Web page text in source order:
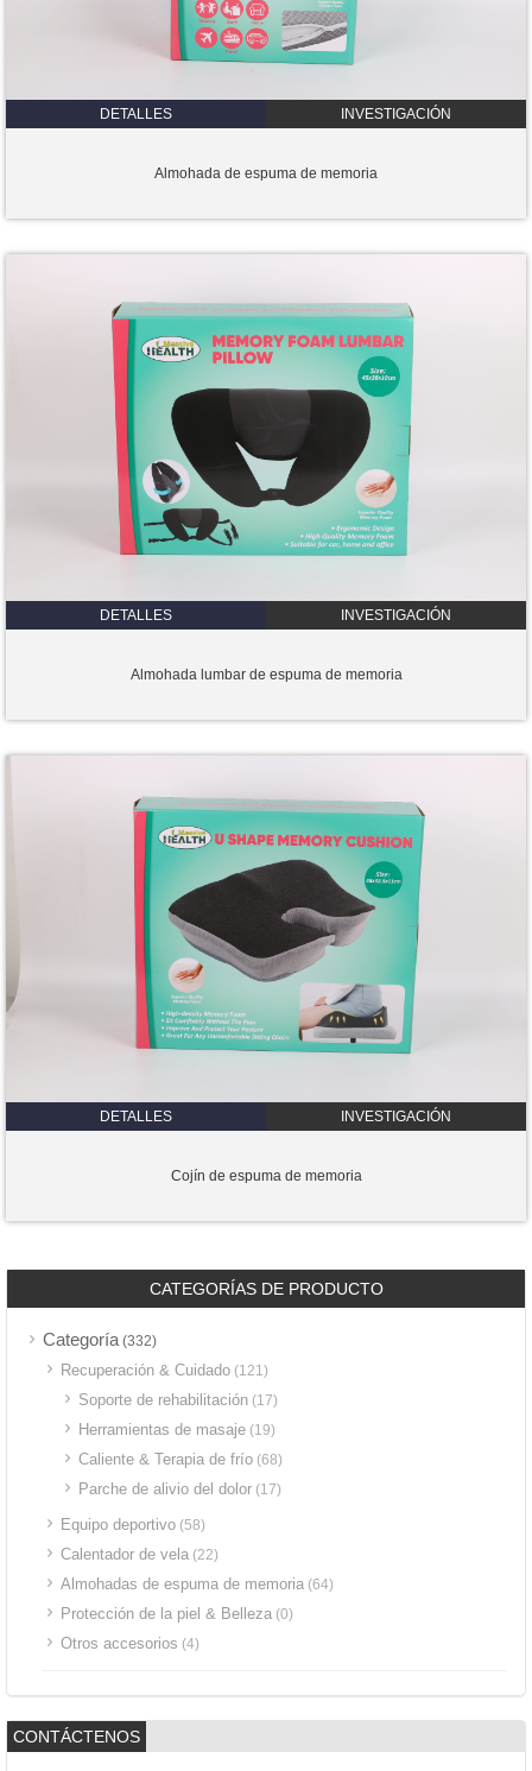
DETALLES INVESTIGACIÓN
Almohada de espuma de memoria
DETALLES INVESTIGACIÓN
Almohada lumbar de espuma de memoria
DETALLES INVESTIGACIÓN
Cojín de espuma de memoria
CATEGORÍAS DE PRODUCTO
Categoría(332)
Recuperación & Cuidado (121)
Soporte de rehabilitación (17)
Herramientas de masaje (19)
Caliente & Terapia de frío (68)
Parche de alivio del dolor (17)
Equipo deportivo (58)
Calentador de vela (22)
Almohadas de espuma de memoria (64)
Protección de la piel & Belleza (0)
Otros accesorios (4)
CONTÁCTENOS